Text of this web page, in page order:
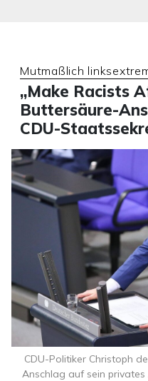
Mutmaßlich
„Make Racists
Buttersäure-
CDU-
CDU-Politiker Christoph
Anschlag auf sein